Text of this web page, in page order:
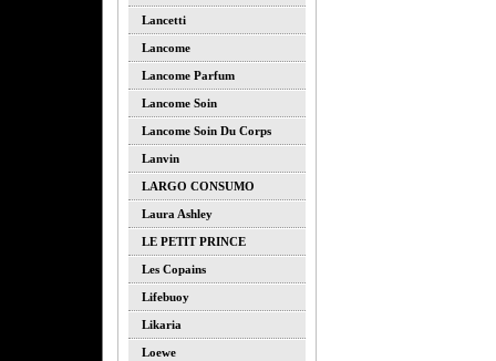
Lancetti
Lancome
Lancome Parfum
Lancome Soin
Lancome Soin Du Corps
Lanvin
LARGO CONSUMO
Laura Ashley
LE PETIT PRINCE
Les Copains
Lifebuoy
Likaria
Loewe